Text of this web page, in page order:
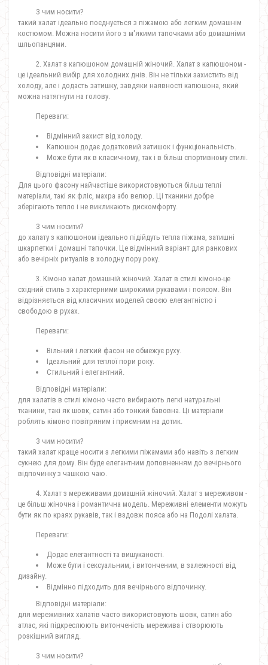
З чим носити?
такий халат ідеально поєднується з піжамою або легким домашнім
костюмом. Можна носити його з м'якими тапочками або домашніми
шльопанцями.
2. Халат з капюшоном домашній жіночий. Халат з капюшоном -
це ідеальний вибір для холодних днів. Він не тільки захистить від
холоду, але і додасть затишку, завдяки наявності капюшона, який
можна натягнути на голову.
Переваги:
Відмінний захист від холоду.
Капюшон додає додатковий затишок і функціональність.
Може бути як в класичному, так і в більш спортивному стилі.
Відповідні матеріали:
Для цього фасону найчастіше використовуються більш теплі
матеріали, такі як фліс, махра або велюр. Ці тканини добре
зберігають тепло і не викликають дискомфорту.
З чим носити?
до халату з капюшоном ідеально підійдуть тепла піжама, затишні
шкарпетки і домашні тапочки. Це відмінний варіант для ранкових
або вечірніх ритуалів в холодну пору року.
3. Кімоно халат домашній жіночий. Халат в стилі кімоно-це
східний стиль з характерними широкими рукавами і поясом. Він
відрізняється від класичних моделей своєю елегантністю і
свободою в рухах.
Переваги:
Вільний і легкий фасон не обмежує руху.
Ідеальний для теплої пори року.
Стильний і елегантний.
Відповідні матеріали:
для халатів в стилі кімоно часто вибирають легкі натуральні
тканини, такі як шовк, сатин або тонкий бавовна. Ці матеріали
роблять кімоно повітряним і приємним на дотик.
З чим носити?
такий халат краще носити з легкими піжамами або навіть з легким
сукнею для дому. Він буде елегантним доповненням до вечірнього
відпочинку з чашкою чаю.
4. Халат з мереживами домашній жіночий. Халат з мереживом -
це більш жіночна і романтична модель. Мереживні елементи можуть
бути як по краях рукавів, так і вздовж пояса або на Подолі халата.
Переваги:
Додає елегантності та вишуканості.
Може бути і сексуальним, і витонченим, в залежності від
дизайну.
Відмінно підходить для вечірнього відпочинку.
Відповідні матеріали:
для мереживних халатів часто використовують шовк, сатин або
атлас, які підкреслюють витонченість мережива і створюють
розкішний вигляд.
З чим носити?